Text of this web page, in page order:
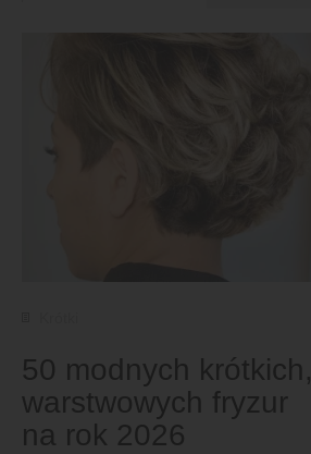
50 modnych krótkich,
warstwowych fryzur
na rok 2026